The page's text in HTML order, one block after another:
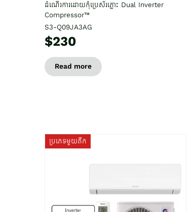
ដំណើរការដោយកុំប្រេស័រភ្លោះ Dual Inverter
Compressor™
S3-Q09JA3AG
$230
Read more
ប្រភេទមួយតឹក